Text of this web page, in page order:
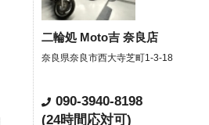
二輪処 Moto吉 奈良店
奈良県奈良市西大寺芝町1-3-18
090-3940-8198
(24時間応対可)